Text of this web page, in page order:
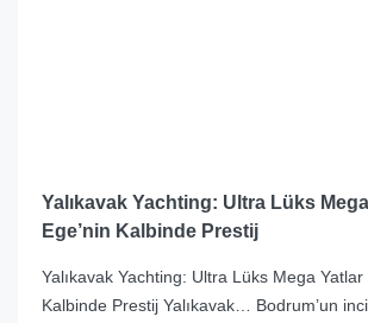
Yalıkavak Yachting: Ultra Lüks
Ege’nin Kalbinde Prestij
Yalıkavak Yachting: Ultra Lüks Mega Yatlar
Kalbinde Prestij Yalıkavak… Bodrum’un